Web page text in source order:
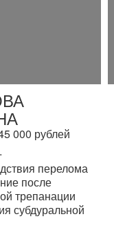
000 рублей
перелома
после
трепанации
субдуральной